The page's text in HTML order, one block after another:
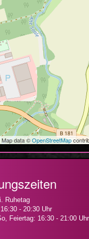
data ©OpenStreetMap
Ruhetag
- 20:30 Uhr
Feiertag: 16:30 - 21:00 Uhr